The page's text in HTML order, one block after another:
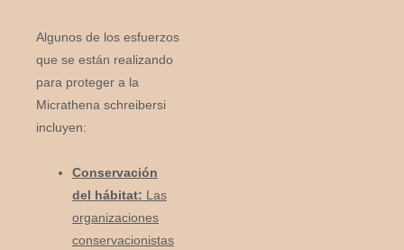
Algunos de los esfuerzos
que se están realizando
para proteger a la
Micrathena schreibersi
incluyen:
Conservación
del hábitat: Las
organizaciones
conservacionistas